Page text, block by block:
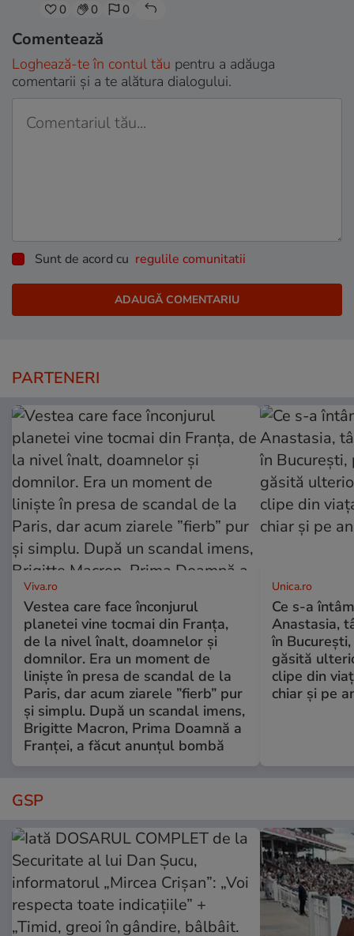
0 0 0
Comentează
Loghează-te în contul tău pentru a adăuga
comentarii și a te alătura dialogului.
Sunt de acord cu regulile comunitatii
PARTENERI
Viva.ro
Vestea care face înconjurul
planetei vine tocmai din Franța,
de la nivel înalt, doamnelor și
domnilor. Era un moment de
liniște în presa de scandal de la
Paris, dar acum ziarele ”fierb” pur
și simplu. După un scandal imens,
Brigitte Macron, Prima Doamnă a
Franței, a făcut anunțul bombă
Unica.ro
Ce s-a
Anastasia,
în
găsită
clipe din
chiar și pe
GSP